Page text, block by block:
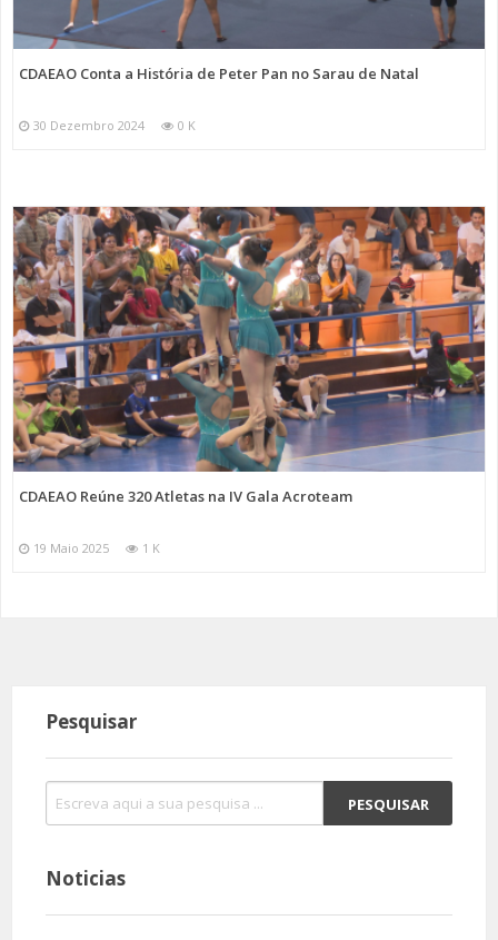
CDAEAO Conta a História de Peter Pan no Sarau de Natal
30 Dezembro 2024 0 K
CDAEAO Reúne 320 Atletas na IV Gala Acroteam
19 Maio 2025 1 K
Pesquisar
Noticias